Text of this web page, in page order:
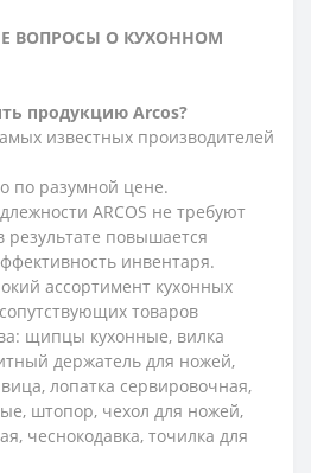
ВОПРОСЫ О КУХОННОМ
продукцию Arcos?
известных производителей
по разумной цене.
ARCOS не требуют
результате повышается
инвентаря.
ассортимент кухонных
товаров
щипцы кухонные, вилка
держатель для ножей,
лопатка сервировочная,
штопор, чехол для ножей,
чеснокодавка, точилка для